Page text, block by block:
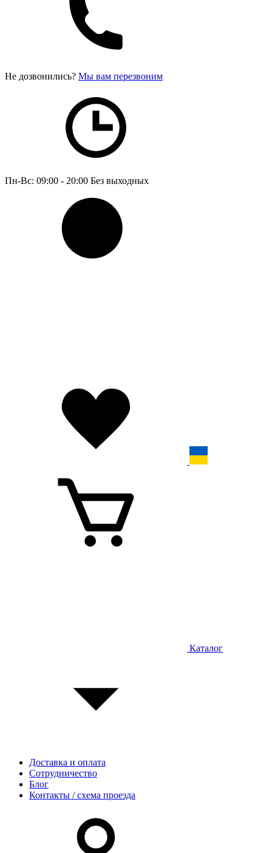
Не дозвонились? Мы вам перезвоним
Пн-Вс: 09:00 - 20:00 Без выходных
Каталог
Доставка и оплата
Сотрудничество
Блог
Контакты / схема проезда